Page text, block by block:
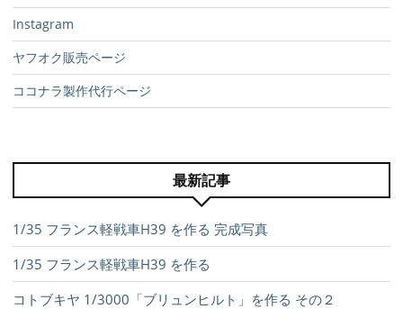
Instagram
ヤフオク販売ページ
ココナラ製作代行ページ
最新記事
1/35 フランス軽戦車H39 を作る 完成写真
1/35 フランス軽戦車H39 を作る
コトブキヤ 1/3000「ブリュンヒルト」を作る その２